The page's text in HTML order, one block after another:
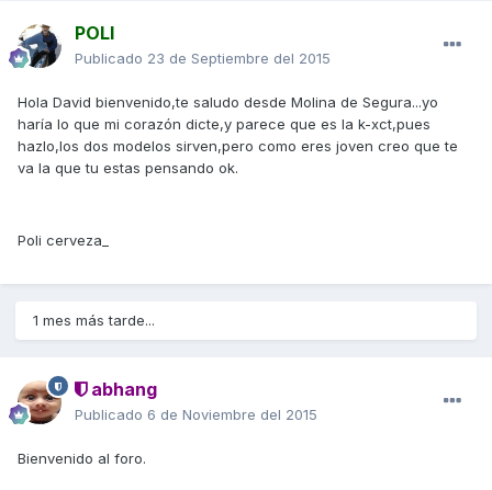
POLI
Publicado 23 de Septiembre del 2015
Hola David bienvenido,te saludo desde Molina de Segura...yo
haría lo que mi corazón dicte,y parece que es la k-xct,pues
hazlo,los dos modelos sirven,pero como eres joven creo que te
va la que tu estas pensando ok.
Poli cerveza_
1 mes más tarde...
abhang
Publicado 6 de Noviembre del 2015
Bienvenido al foro.